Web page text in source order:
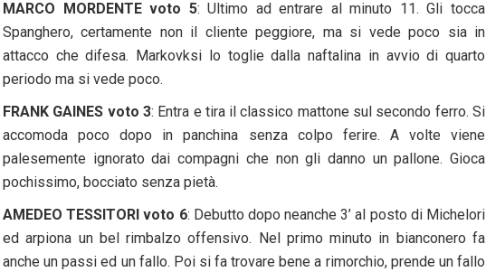
MARCO MORDENTE voto 5: Ultimo ad entrare al minuto 11. Gli tocca
Spanghero, certamente non il cliente peggiore, ma si vede poco sia in
attacco che difesa. Markovksi lo toglie dalla naftalina in avvio di quarto
periodo ma si vede poco.
FRANK GAINES voto 3: Entra e tira il classico mattone sul secondo ferro. Si
accomoda poco dopo in panchina senza colpo ferire. A volte viene
palesemente ignorato dai compagni che non gli danno un pallone. Gioca
pochissimo, bocciato senza pietà.
AMEDEO TESSITORI voto 6: Debutto dopo neanche 3’ al posto di Michelori
ed arpiona un bel rimbalzo offensivo. Nel primo minuto in bianconero fa
anche un passi ed un fallo. Poi si fa trovare bene a rimorchio, prende un fallo